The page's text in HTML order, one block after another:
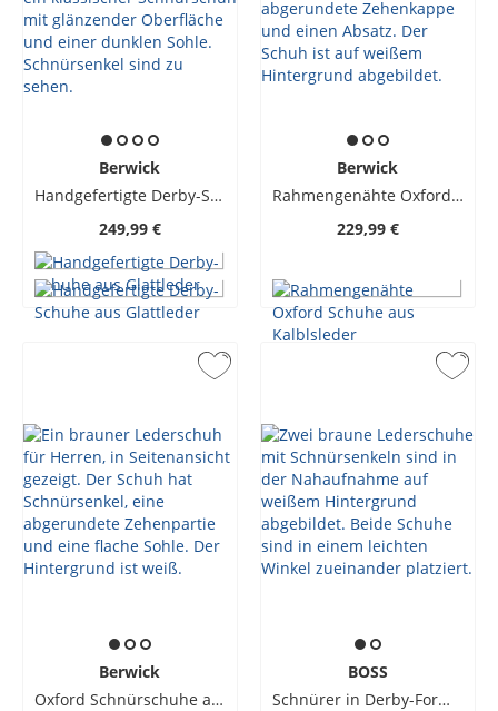
Berwick
Handgefertigte Derby-Schuhe aus Glattleder
249,99 €
Berwick
Rahmengenähte Oxford Schuhe aus Kalblsleder
229,99 €
Berwick
Oxford Schnürschuhe aus Glattleder in Goodyear-Machart
BOSS
Schnürer in Derby-Form mit Signature-Details